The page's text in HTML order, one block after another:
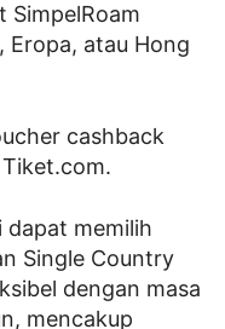
SimpelRoam
Eropa, atau Hong
cashback
dapat memilih
Single Country
dengan masa
mencakup